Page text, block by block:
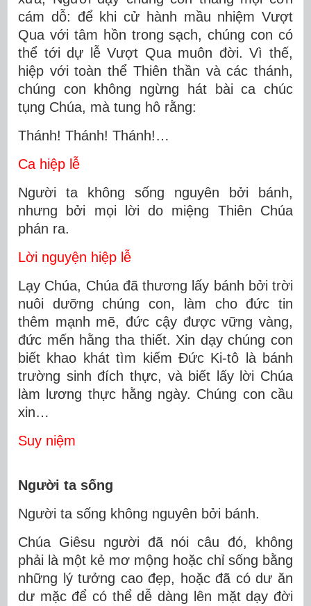
cám dỗ: để khi cử hành mầu nhiệm Vượt
Qua với tâm hồn trong sạch, chúng con có
thể tới dự lễ Vượt Qua muôn đời. Vì thế,
hiệp với toàn thể Thiên thần và các thánh,
chúng con không ngừng hát bài ca chúc
tụng Chúa, mà tung hô rằng:
Thánh! Thánh! Thánh!…
Ca hiệp lễ
Người ta không sống nguyên bởi bánh,
nhưng bởi mọi lời do miệng Thiên Chúa
phán ra.
Lời nguyện hiệp lễ
Lạy Chúa, Chúa đã thương lấy bánh bởi trời
nuôi dưỡng chúng con, làm cho đức tin
thêm mạnh mẽ, đức cậy được vững vàng,
đức mến hằng tha thiết. Xin dạy chúng con
biết khao khát tìm kiếm Ðức Ki-tô là bánh
trường sinh đích thực, và biết lấy lời Chúa
làm lương thực hằng ngày. Chúng con cầu
xin…
Suy niệm
Người ta sống
Người ta sống không nguyên bởi bánh.
Chúa Giêsu người đã nói câu đó, không
phải là một kẻ mơ mộng hoặc chỉ sống bằng
những lý tưởng cao đẹp, hoặc đã có dư ăn
dư mặc để có thể dễ dàng lên mặt dạy đời